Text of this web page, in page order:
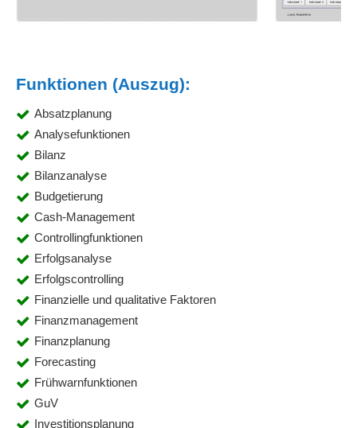
Funktionen (Auszug):
Absatzplanung
Analysefunktionen
Bilanz
Bilanzanalyse
Budgetierung
Cash-Management
Controllingfunktionen
Erfolgsanalyse
Erfolgscontrolling
Finanzielle und qualitative Faktoren
Finanzmanagement
Finanzplanung
Forecasting
Frühwarnfunktionen
GuV
Investitionsplanung